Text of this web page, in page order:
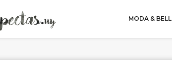
MODA &